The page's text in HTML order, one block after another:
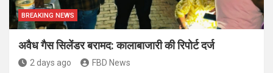
BREAKING NEWS
अवैध गैस सिलेंडर बरामद: कालाबाजारी की रिपोर्ट दर्ज
2 days ago FBD News